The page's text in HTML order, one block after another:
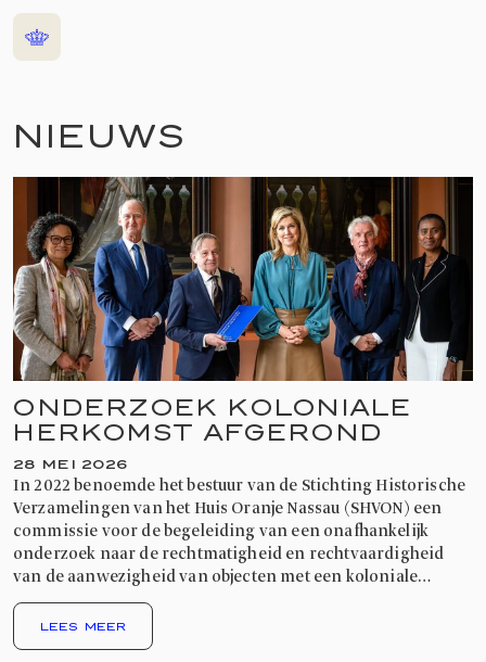
Home
NIEUWS
ONDERZOEK KOLONIALE
HERKOMST AFGEROND
28 MEI 2026
In 2022 benoemde het bestuur van de Stichting Historische
Verzamelingen van het Huis Oranje Nassau (SHVON) een
commissie voor de begeleiding van een onafhankelijk
onderzoek naar de rechtmatigheid en rechtvaardigheid
van de aanwezigheid van objecten met een koloniale
herkomst die behoren tot de Koninklijke Verzamelingen.
LEES MEER